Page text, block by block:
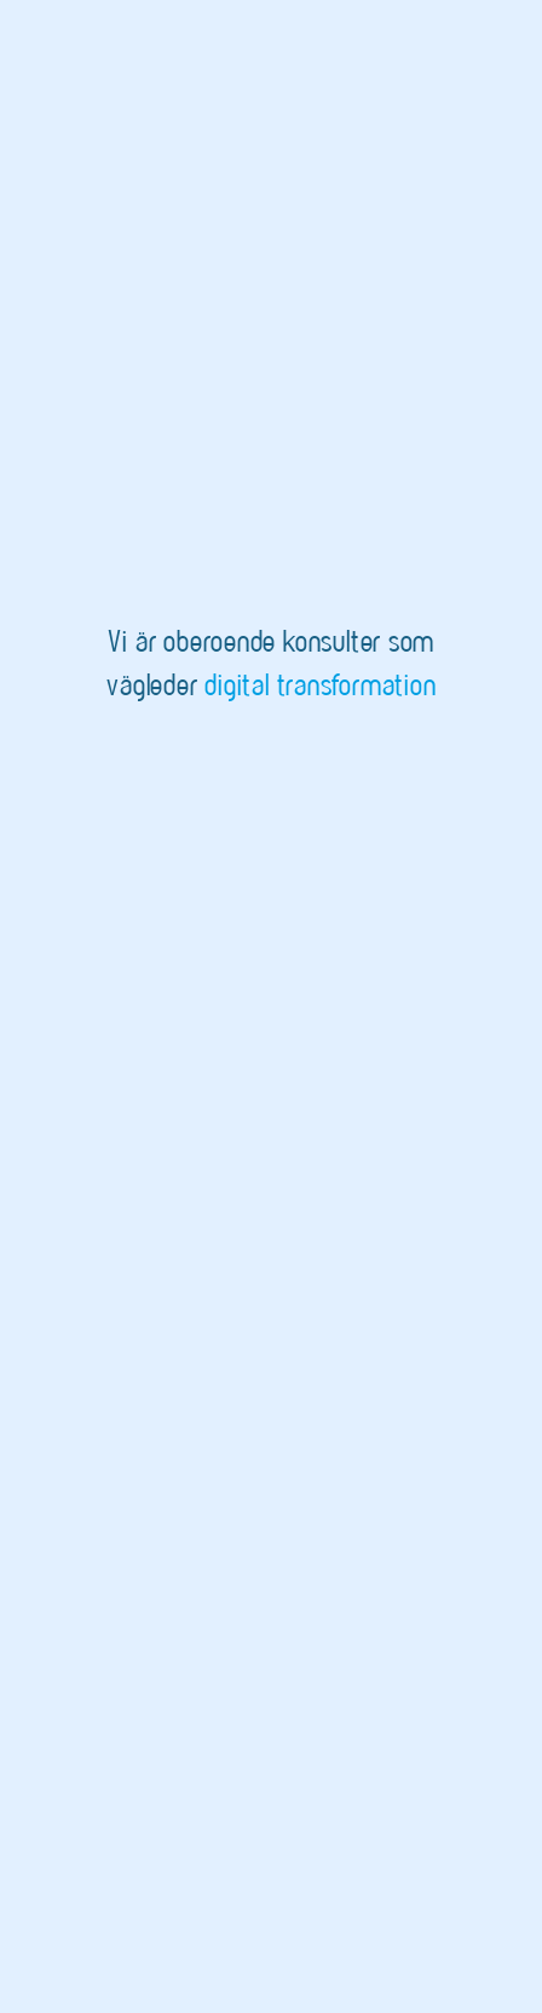
Vi är oberoende konsulter som
väglederdigital transformation